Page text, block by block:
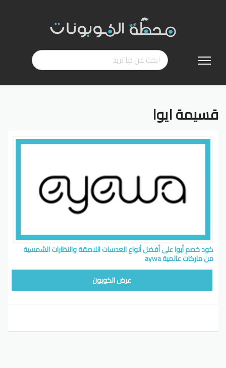
إلى
قسيمة ايوا
كود خصم أيوا على أفضل أنواع العدسات اللاصقة والنظارات الشمسية
من ماركات عالمية aywa
عرض الكوبون